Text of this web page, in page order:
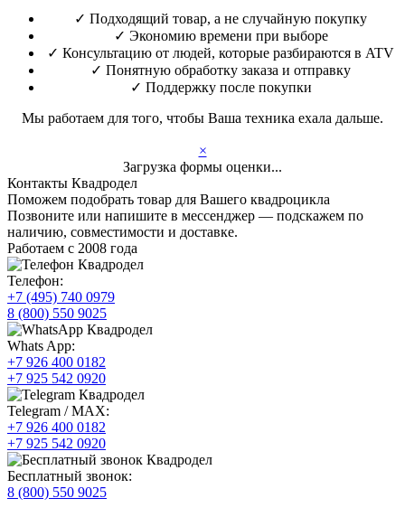
✓ Подходящий товар, а не случайную покупку
✓ Экономию времени при выборе
✓ Консультацию от людей, которые разбираются в ATV
✓ Понятную обработку заказа и отправку
✓ Поддержку после покупки
Мы работаем для того, чтобы Ваша техника ехала дальше.
×
Загрузка формы оценки...
Контакты Квадродел
Поможем подобрать товар для Вашего квадроцикла
Позвоните или напишите в мессенджер — подскажем по
наличию, совместимости и доставке.
Работаем с 2008 года
Телефон:
+7 (495) 740 0979
8 (800) 550 9025
Whats App:
+7 926 400 0182
+7 925 542 0920
Telegram / MAX:
+7 926 400 0182
+7 925 542 0920
Бесплатный звонок:
8 (800) 550 9025